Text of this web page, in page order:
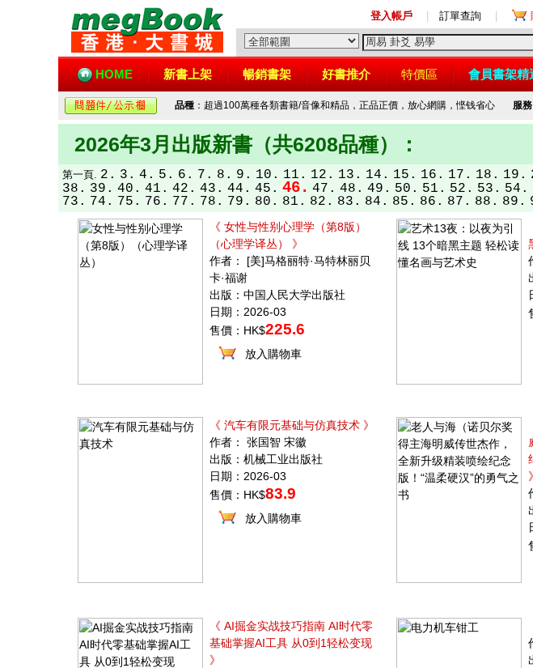
登入帳戶 訂單查詢
HOME 新書上架 暢銷書架 好書推介 特價區 會員書架精
品種 ：超過100萬種各類書籍/音像和精品，正品正價，放心網購，悭钱省心 服務
2026年3月出版新書（共6208品種）：
第一頁. 2. 3. 4. 5. 6. 7. 8. 9. 10. 11. 12. 13. 14. 15. 16. 17. 18. 19.
38. 39. 40. 41. 42. 43. 44. 45. 46. 47. 48. 49. 50. 51. 52. 53. 54.
73. 74. 75. 76. 77. 78. 79. 80. 81. 82. 83. 84. 85. 86. 87. 88. 89.
《 女性与性别心理学（第8版）
（心理学译丛） 》
作者： [美]马格丽特·马特林丽贝
卡·福谢
出版：中国人民大学出版社
日期：2026-03
售價：HK$225.6
放入購物車
《 汽车有限元基础与仿真技术 》
作者： 张国智 宋徽
出版：机械工业出版社
日期：2026-03
售價：HK$83.9
放入購物車
》
《 AI掘金实战技巧指南 AI时代零
基础掌握AI工具 从0到1轻松变现
》